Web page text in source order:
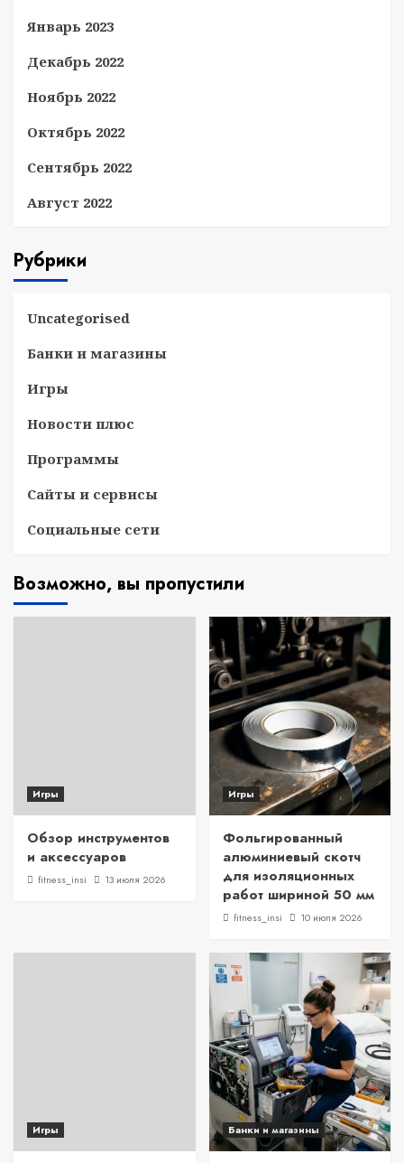
Январь 2023
Декабрь 2022
Ноябрь 2022
Октябрь 2022
Сентябрь 2022
Август 2022
Рубрики
Uncategorised
Банки и магазины
Игры
Новости плюс
Программы
Сайты и сервисы
Социальные сети
Возможно, вы пропустили
Игры
Обзор инструментов
и аксессуаров
fitness_insi 13 июля 2026
Игры
Фольгированный
алюминиевый скотч
для изоляционных
работ шириной 50 мм
fitness_insi 10 июля 2026
Игры Банки и магазины